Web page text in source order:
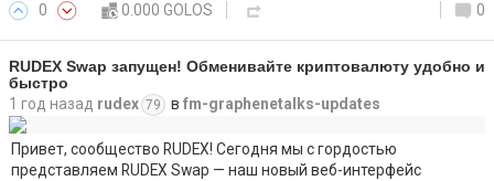
0
0.000 GOLOS 0
RUDEX Swap запущен! Обменивайте криптовалюту удобно и
быстро
1 год назад rudex 79 в fm-graphenetalks-updates
Привет, сообщество RUDEX! Сегодня мы с гордостью
представляем RUDEX Swap — наш новый веб-интерфейс